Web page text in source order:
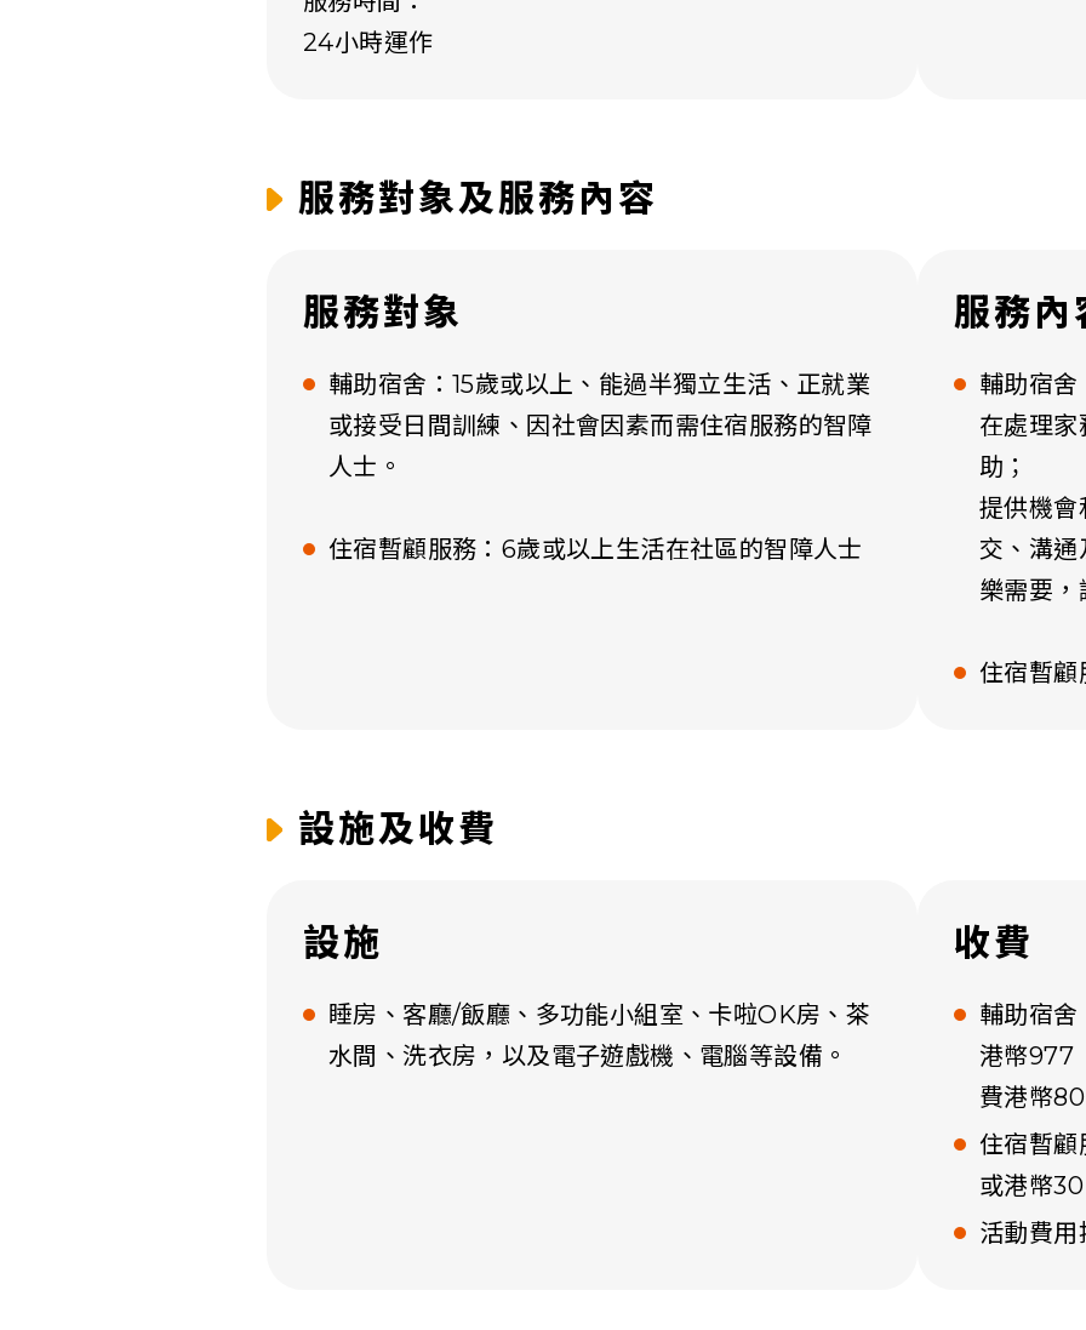
24小時運作
服務對象及服務內容
服務對象
輔助宿舍：15歲或以上、能過半獨立生活、正就業
或接受日間訓練、因社會因素而需住宿服務的智障
人士。
住宿暫顧服務：6歲或以上生活在社區的智障人士
服務內
輔助宿
在處理
助；
提供機會
交、溝
樂需要
住宿暫顧
設施及收費
設施
睡房、客廳/飯廳、多功能小組室、卡啦OK房、茶
水間、洗衣房，以及電子遊戲機、電腦等設備。
收費
輔助宿
港幣977
費港幣
住宿暫顧
或港幣
活動費